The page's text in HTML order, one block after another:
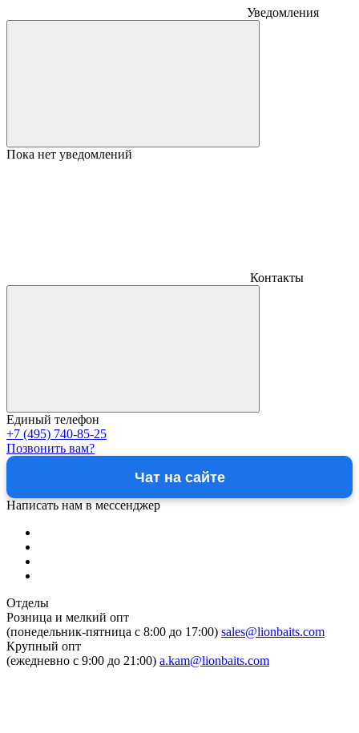
Уведомления
Пока нет уведомлений
Контакты
Единый телефон
+7 (495) 740-85-25
Позвонить вам?
Чат на сайте
Написать нам в мессенджер
Отделы
Розница и мелкий опт
(понедельник-пятница c 8:00 до 17:00) sales@lionbaits.com
Крупный опт
(ежедневно с 9:00 до 21:00) a.kam@lionbaits.com